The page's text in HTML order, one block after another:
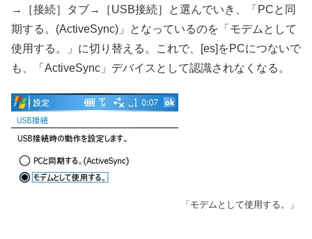
→［接続］タブ→［USB接続］と選んでいき、「PCと同
期する。(ActiveSync)」となっているのを「モデムとして
使用する。」に切り替える。これで、[es]をPCにつないで
も、「ActiveSync」デバイスとして認識されなくなる。
「モデムとして使用する。」